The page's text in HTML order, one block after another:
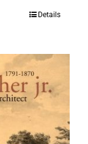
Details